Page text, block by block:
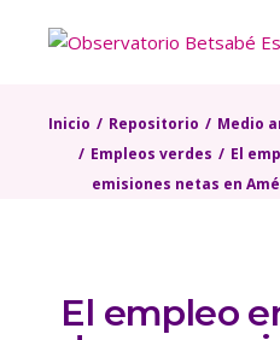
Inicio Repositorio
Medio
Empleos verdes
El
emisiones netas en
El empleo